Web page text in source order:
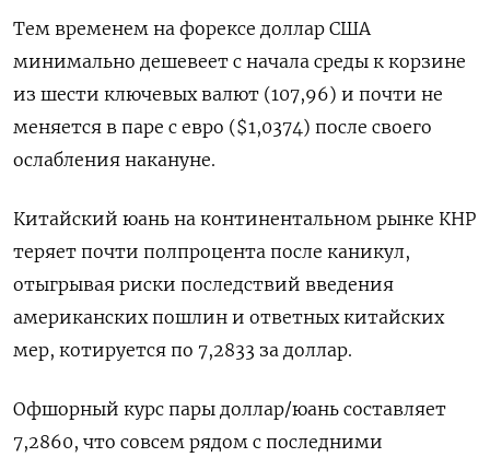
Тем временем на форексе доллар США
минимально дешевеет с начала среды к корзине
из шести ключевых валют (107,96) и почти не
меняется в паре с евро ($1,0374) после своего
ослабления накануне.
Китайский юань на континентальном рынке КНР
теряет почти полпроцента после каникул,
отыгрывая риски последствий введения
американских пошлин и ответных китайских
мер, котируется по 7,2833 за доллар.
Офшорный курс пары доллар/юань составляет
7,2860, что совсем рядом с последними